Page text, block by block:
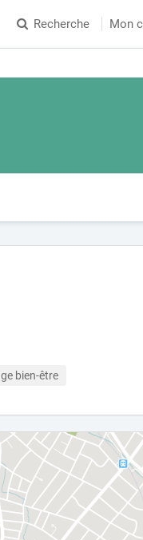
Recherche Mon
bien-être